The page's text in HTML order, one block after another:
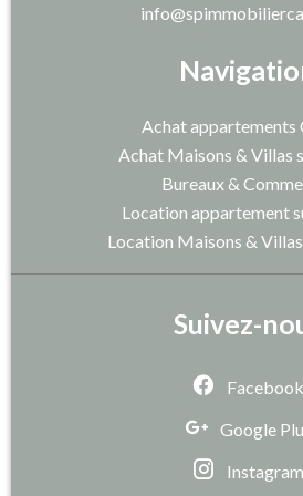
Achat appartements
Achat Maisons & Villas
Bureaux &
Location appartement
Location Maisons & Villas
Suivez-
Facebook
Google
Instagram